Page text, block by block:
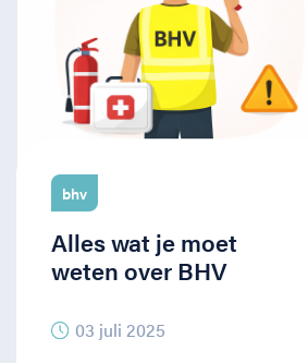
bhv
Alles wat je moet
weten over BHV
03 juli 2025